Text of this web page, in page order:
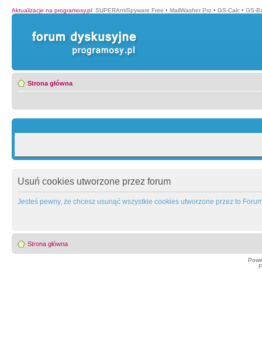
Aktualizacje na programosy.pl: SUPERAntiSpyware Free • MailWasher Pro • GS-Calc • GS-
Strona główna
Usuń cookies utworzone przez forum
Jesteś pewny, że chcesz usunąć wszystkie cookies utworzone przez to
Strona główna